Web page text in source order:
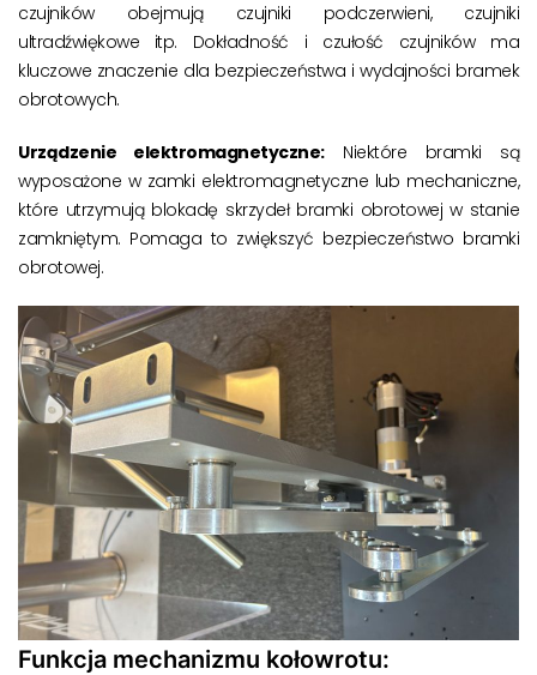
czujników obejmują czujniki podczerwieni, czujniki
ultradźwiękowe itp. Dokładność i czułość czujników ma
kluczowe znaczenie dla bezpieczeństwa i wydajności bramek
obrotowych.
Urządzenie elektromagnetyczne:Niektóre bramki są
wyposażone w zamki elektromagnetyczne lub mechaniczne,
które utrzymują blokadę skrzydeł bramki obrotowej w stanie
zamkniętym. Pomaga to zwiększyć bezpieczeństwo bramki
obrotowej.
Funkcja mechanizmu kołowrotu: